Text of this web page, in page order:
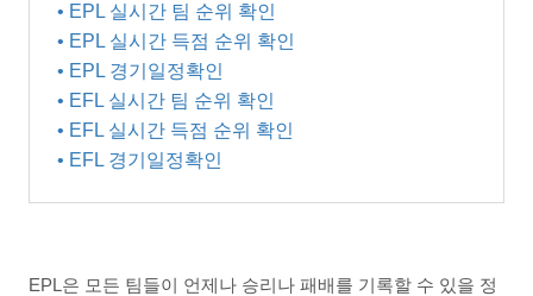
• EPL 실시간 팀 순위 확인
• EPL 실시간 득점 순위 확인
• EPL 경기일정확인
• EFL 실시간 팀 순위 확인
• EFL 실시간 득점 순위 확인
• EFL 경기일정확인
EPL은 모든 팀들이 언제나 승리나 패배를 기록할 수 있을 정